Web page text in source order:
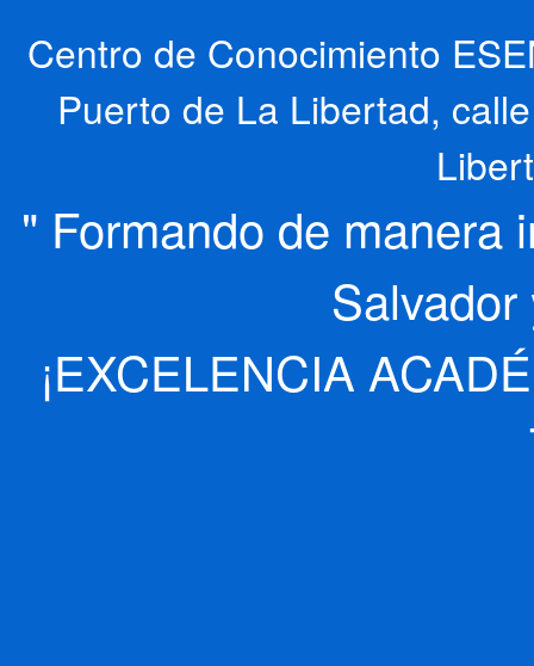
Centro de Conocimiento
Puerto de La Libertad,
" Formando de manera
¡EXCELENCIA